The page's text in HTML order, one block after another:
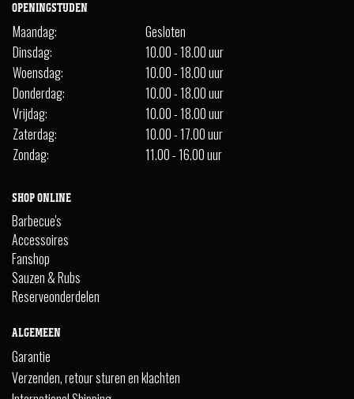
OPENINGSTIJDEN
Maandag:
Gesloten
Dinsdag:
10.00 - 18.00 uur
Woensdag:
10.00 - 18.00 uur
Donderdag:
10.00 - 18.00 uur
Vrijdag:
10.00 - 18.00 uur
Zaterdag:
10.00 - 17.00 uur
Zondag:
11.00 - 16.00 uur
SHOP ONLINE
Barbecue's
Accessoires
Fanshop
Sauzen & Rubs
Reserveonderdelen
ALGEMEEN
Garantie
Verzenden, retour sturen en klachten